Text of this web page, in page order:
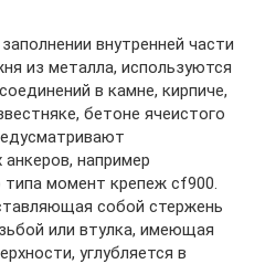
внутренней части
из металла, используются
в камне, кирпиче,
бетоне ячеистого
например
типа момент крепеж cf900.
собой стержень
или втулка, имеющая
углубляется в